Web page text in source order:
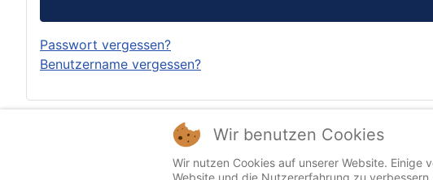
Passwort vergessen?
Benutzername vergessen?
Wir benutzen Cookies
Wir nutzen Cookies auf unserer Website. Einige
Website und die Nutzererfahrung zu